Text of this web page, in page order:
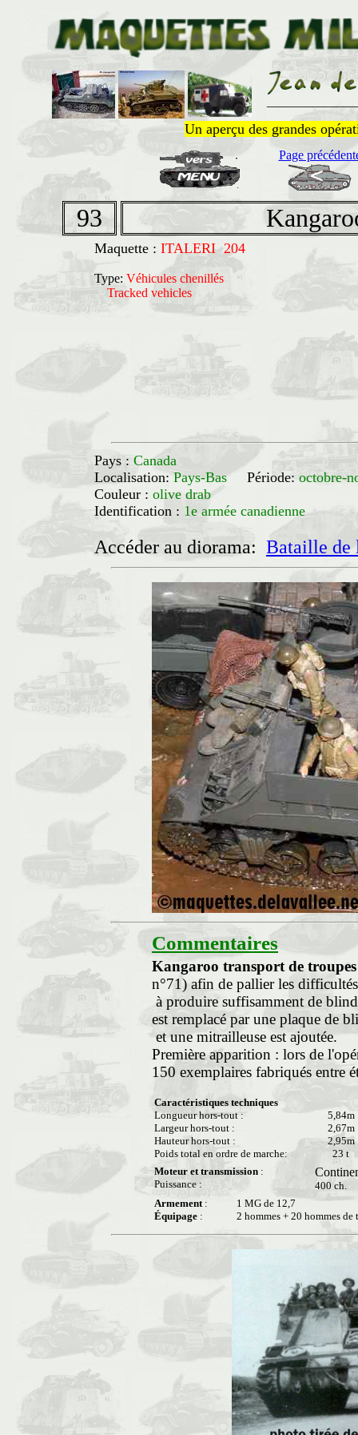
Un aperçu des grandes
Page
93
Maquette : ITALERI 204
Type: Véhicules chenillés
Tracked vehicles
Pays : Canada
Localisation: Pays-Bas Période: octobre-
Couleur : olive drab
Identification : 1e armée canadienne
Accéder au diorama: Bataille de
Commentaires
Kangaroo transport de troupes
n°71) afin de pallier les
à produire suffisamment de
est remplacé par une plaque de
et une mitrailleuse est ajoutée.
Première apparition : lors de
150 exemplaires fabriqués entre
Caractéristiques techniques
Longueur hors-tout :
Largeur hors-tout :
Hauteur hors-tout :
Poids total en ordre de marche:
5,84m
2,67m
2,95m
23 t
Moteur et transmission :
Puissance :
400 ch.
Armement:
Équipage :
1 MG de 12,7
2 hommes + 20 hommes de